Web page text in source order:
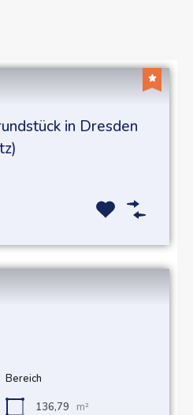
in Dresden
Bereich
136,79
m²